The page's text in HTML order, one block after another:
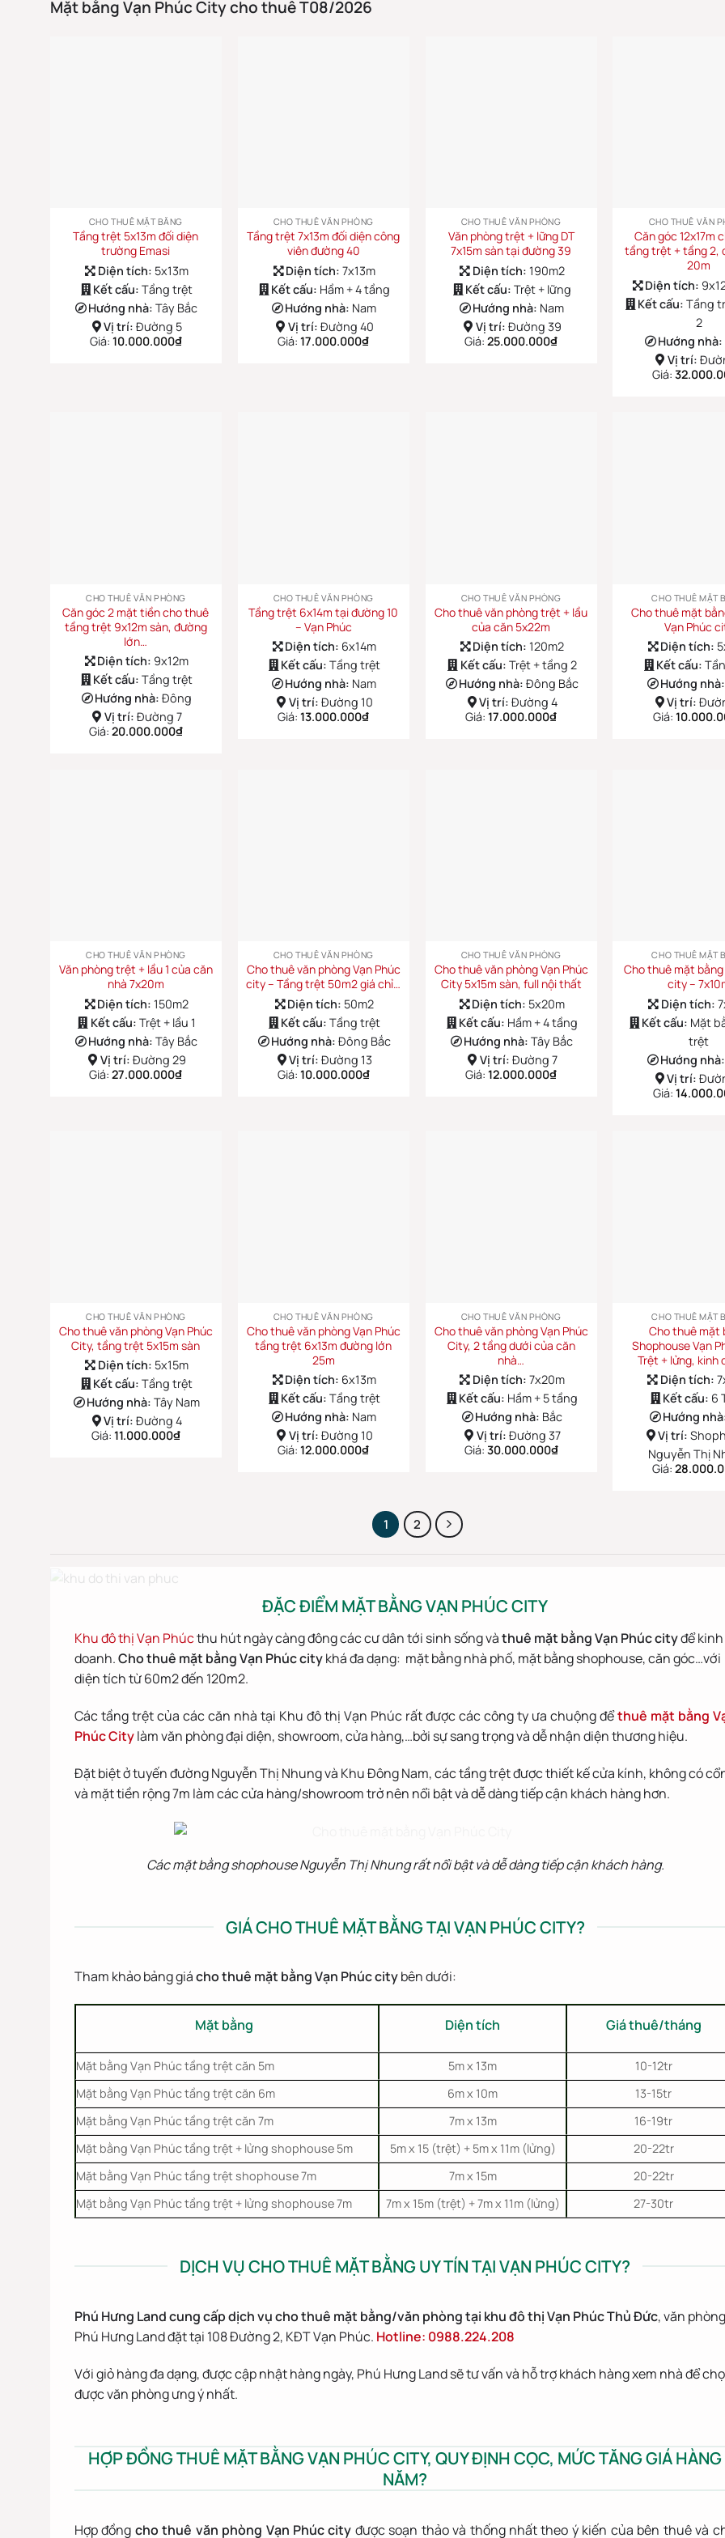
Mặt bằng Vạn Phúc City cho thuê T08/2026
CHO THUÊ MẶT BẰNG
Tầng trệt 5x13m đối diện
trường Emasi
Diện tích: 5x13m
Kết cấu:Tầng trệt
Hướng nhà:Tây Bắc
Vị trí:Đường 5
Giá: 10.000.000₫
CHO THUÊ VĂN PHÒNG
Tầng trệt 7x13m đối diện công
viên đường 40
Diện tích:7x13m
Kết cấu: Hầm + 4 tầng
Hướng nhà: Nam
Vị trí: Đường 40
Giá:17.000.000₫
CHO THUÊ VĂN PHÒNG
Văn phòng trệt + lững DT
7x15m sàn tại đường 39
Diện tích: 190m2
Kết cấu:Trệt + lững
Hướng nhà: Nam
Vị trí: Đường 39
Giá:25.000.000₫
CHO THUÊ VĂN
Căn góc 12x17m
tầng trệt + tầng 2,
20m
Diện tích:
Kết cấu:Tầng
2
Hướng nhà:
Vị trí:
Giá:
CHO THUÊ VĂN PHÒNG
Căn góc 2 mặt tiền cho thuê
tầng trệt 9x12m sàn, đường
lớn…
Diện tích: 9x12m
Kết cấu:Tầng trệt
Hướng nhà: Đông
Vị trí: Đường 7
Giá: 20.000.000₫
CHO THUÊ VĂN PHÒNG
Tầng trệt 6x14m tại đường 10
– Vạn Phúc
Diện tích: 6x14m
Kết cấu:Tầng trệt
Hướng nhà: Nam
Vị trí: Đường 10
Giá:13.000.000₫
CHO THUÊ VĂN PHÒNG
Cho thuê văn phòng trệt + lầu
của căn 5x22m
Diện tích:120m2
Kết cấu: Trệt + tầng 2
Hướng nhà: Đông Bắc
Vị trí:Đường 4
Giá:17.000.000₫
CHO THUÊ MẶT
Cho thuê mặt
Vạn Phúc
Diện tích:
Kết cấu:
Hướng nhà:
Vị trí:
Giá:
CHO THUÊ VĂN PHÒNG
Văn phòng trệt + lầu 1 của căn
nhà 7x20m
Diện tích:150m2
Kết cấu: Trệt + lầu 1
Hướng nhà:Tây Bắc
Vị trí: Đường 29
Giá:27.000.000₫
CHO THUÊ VĂN PHÒNG
Cho thuê văn phòng Vạn Phúc
city – Tầng trệt 50m2 giá chỉ…
Diện tích: 50m2
Kết cấu:Tầng trệt
Hướng nhà: Đông Bắc
Vị trí:Đường 13
Giá: 10.000.000₫
CHO THUÊ VĂN PHÒNG
Cho thuê văn phòng Vạn Phúc
City 5x15m sàn, full nội thất
Diện tích: 5x20m
Kết cấu: Hầm + 4 tầng
Hướng nhà:Tây Bắc
Vị trí: Đường 7
Giá:12.000.000₫
CHO THUÊ MẶT
Cho thuê mặt bằng
city –
Diện tích:
Kết cấu: Mặt
trệt
Hướng nhà:
Vị trí:
Giá:
CHO THUÊ VĂN PHÒNG
Cho thuê văn phòng Vạn Phúc
City, tầng trệt 5x15m sàn
Diện tích: 5x15m
Kết cấu:Tầng trệt
Hướng nhà: Tây Nam
Vị trí:Đường 4
Giá: 11.000.000₫
CHO THUÊ VĂN PHÒNG
Cho thuê văn phòng Vạn Phúc
tầng trệt 6x13m đường lớn
25m
Diện tích: 6x13m
Kết cấu:Tầng trệt
Hướng nhà: Nam
Vị trí: Đường 10
Giá:12.000.000₫
CHO THUÊ VĂN PHÒNG
Cho thuê văn phòng Vạn Phúc
City, 2 tầng dưới của căn
nhà…
Diện tích: 7x20m
Kết cấu: Hầm + 5 tầng
Hướng nhà: Bắc
Vị trí: Đường 37
Giá: 30.000.000₫
CHO THUÊ MẶT
Cho thuê mặt
Shophouse Vạn
Trệt + lửng, kinh
Diện tích:
Kết cấu: 6
Hướng
Vị trí:
Nguyễn Thị
Giá:
1 2
ĐẶC ĐIỂM MẶT BẰNG VẠN PHÚC CITY
Khu đô thị Vạn Phúcthu hút ngày càng đông các cư dân tới sinh sống vàthuê mặt bằng Vạn Phúc cityđể kinh
doanh.Cho thuê mặt bằng Vạn Phúc citykhá đa dạng: mặt bằng nhà phố, mặt bằng shophouse, căn góc…với
diện tích từ 60m2 đến 120m2.
Các tầng trệt của các căn nhà tại Khu đô thị Vạn Phúc rất được các công ty ưa chuộng đểthuê mặt bằng
Phúc Citylàm văn phòng đại diện, showroom, cửa hàng,…bởi sự sang trọng và dễ nhận diện thương hiệu.
Đặt biệt ở tuyến đường Nguyễn Thị Nhung và Khu Đông Nam, các tầng trệt được thiết kế cửa kính, không có
và mặt tiền rộng 7m làm các cửa hàng/showroom trở nên nổi bật và dễ dàng tiếp cận khách hàng hơn.
Các mặt bằng shophouse Nguyễn Thị Nhung rất nổi bật và dễ dàng tiếp cận khách hàng.
GIÁ CHO THUÊ MẶT BẰNG TẠI VẠN PHÚC CITY?
Tham khảo bảng giácho thuê mặt bằng Vạn Phúc citybên dưới:
Mặt bằng Diện tích Giá thuê/tháng
Mặt bằng Vạn Phúc tầng trệt căn 5m 5m x 13m
10-12tr
Mặt bằng Vạn Phúc tầng trệt căn 6m
6m x 10m
13-15tr
Mặt bằng Vạn Phúc tầng trệt căn 7m
7m x 13m
16-19tr
Mặt bằng Vạn Phúc tầng trệt + lửng shophouse 5m
5m x 15 (trệt) + 5m x 11m (lửng)
20-22tr
Mặt bằng Vạn Phúc tầng trệt shophouse 7m
7m x 15m
20-22tr
Mặt bằng Vạn Phúc tầng trệt + lửng shophouse 7m
7m x 15m (trệt) + 7m x 11m (lửng) 27-30tr
DỊCH VỤ CHO THUÊ MẶT BẰNG UY TÍN TẠI VẠN PHÚC CITY?
Phú Hưng Landcung cấp dịch vụ cho thuê mặt bằng/văn phòngtại khu đô thị Vạn Phúc Thủ Đức, văn phòng
Phú Hưng Land đặt tại 108 Đường 2, KĐT Vạn Phúc. Hotline: 0988.224.208
Với giỏ hàng đa dạng, được cập nhật hàng ngày, Phú Hưng Land sẽ tư vấn và hỗ trợ khách hàng xem nhà để
được văn phòng ưng ý nhất.
HỢP ĐỒNG THUÊ MẶT BẰNG VẠN PHÚC CITY, QUY ĐỊNH CỌC, MỨC TĂNG GIÁ HÀNG
NĂM?
Hợp đồng cho thuê văn phòng Vạn Phúc city được soạn thảo và thống nhất theo ý kiến của bên thuê và